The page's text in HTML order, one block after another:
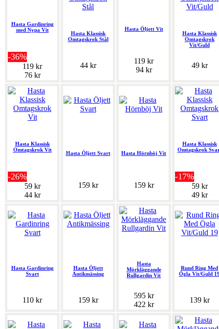
Hasta Gardinring
med Nypa Vit
-36%
119 kr
76 kr
Hasta Klassisk
Omtagskrok Stål
44 kr
Hasta Öljett Vit
119 kr
94 kr
Hasta Klassisk
Omtagskrok
Vit/Guld
49 kr
Hasta Klassisk
Omtagskrok Vit
-26%
59 kr
44 kr
Hasta Öljett Svart
159 kr
Hasta Hörnböj Vit
159 kr
Hasta Klassisk
Omtagskrok
-17%
59 kr
49 kr
Hasta Gardinring
Svart
110 kr
Hasta Öljett
Antikmässing
159 kr
Hasta
Mörkläggande
Rullgardin Vit
595 kr
422 kr
Rund Ring Med
Ögla Vit/Guld
139 kr